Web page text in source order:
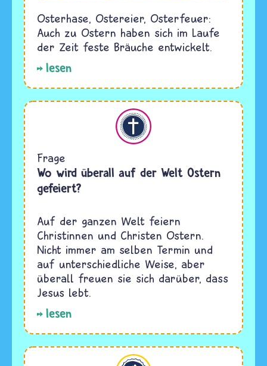
Osterhase, Ostereier, Osterfeuer:
Auch zu Ostern haben sich im Laufe
der Zeit feste Bräuche entwickelt.
lesen
Christentum
Frage
Wo wird überall auf der Welt Ostern
gefeiert?
Auf der ganzen Welt feiern
Christinnen und Christen Ostern.
Nicht immer am selben Termin und
auf unterschiedliche Weise, aber
überall freuen sie sich darüber, dass
Jesus lebt.
lesen
Hinduismus